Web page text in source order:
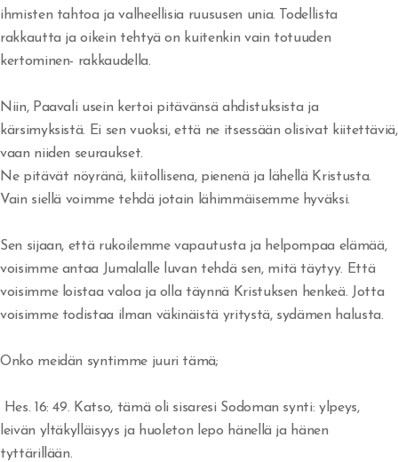
ihmisten tahtoa ja valheellisia ruususen unia. Todellista
rakkautta ja oikein tehtyä on kuitenkin vain totuuden
kertominen- rakkaudella.
Niin, Paavali usein kertoi pitävänsä ahdistuksista ja
kärsimyksistä. Ei sen vuoksi, että ne itsessään olisivat kiitettäviä,
vaan niiden seuraukset.
Ne pitävät nöyränä, kiitollisena, pienenä ja lähellä Kristusta.
Vain siellä voimme tehdä jotain lähimmäisemme hyväksi.
Sen sijaan, että rukoilemme vapautusta ja helpompaa elämää,
voisimme antaa Jumalalle luvan tehdä sen, mitä täytyy. Että
voisimme loistaa valoa ja olla täynnä Kristuksen henkeä. Jotta
voisimme todistaa ilman väkinäistä yritystä, sydämen halusta.
Onko meidän syntimme juuri tämä;
Hes. 16: 49. Katso, tämä oli sisaresi Sodoman synti: ylpeys,
leivän yltäkylläisyys ja huoleton lepo hänellä ja hänen
tyttärillään.
Iankaikkisia siunauksia
Viisauden ja tiedon viettelys
Yritänkö pelastaa itseni?
Seuraatko Jeesusta?
Jumalan Sanan kunnioittaminen
Suoritusta ja taistelua
Sinulle joka odotat